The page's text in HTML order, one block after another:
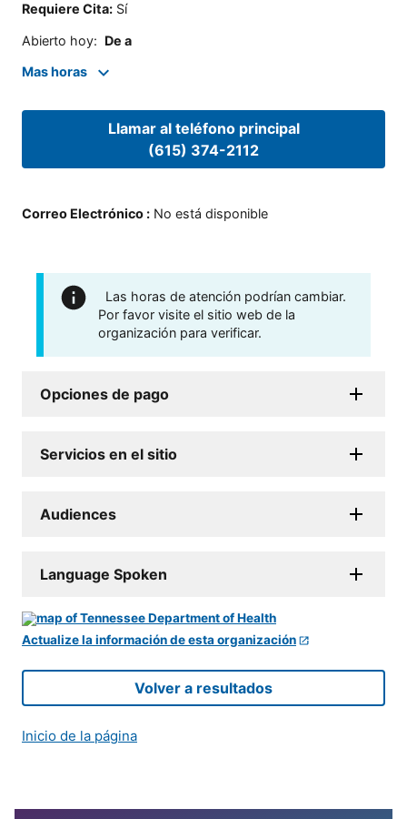
Requiere Cita: Sí
Abierto hoy: De a
Mas horas
Llamar al teléfono principal
(615) 374-2112
Correo Electrónico : No está disponible
Las horas de atención podrían cambiar.
Por favor visite el sitio web de la
organización para verificar.
Opciones de pago
Servicios en el sitio
Audiences
Language Spoken
Actualize la información de esta organización
Volver a resultados
Inicio de la página